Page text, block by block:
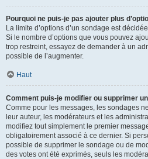
Pourquoi ne puis-je pas ajouter plus
La limite d’options d’un sondage est
Si le nombre d’options que vous pouvez
trop restreint, essayez de demander à un
possible de l’augmenter.
Haut
Comment puis-je modifier ou supprimer
Comme pour les messages, les sondages
leur auteur, les modérateurs et les
modifiez tout simplement le premier
obligatoirement associé à ce dernier. Si
possible de supprimer le sondage ou de
des votes ont été exprimés, seuls les